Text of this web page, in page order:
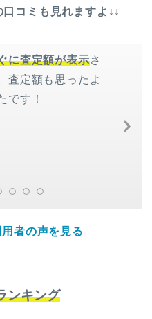
コミも見れますよ↓↓
に査定額が表示さ
査定額も思ったよ
です！
者の声を見る
ンキング